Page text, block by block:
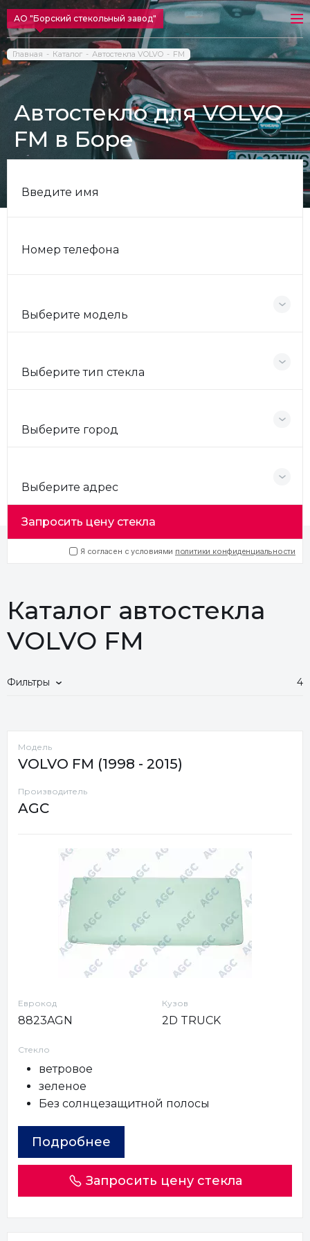
АО "Борский стекольный завод"
Главная Каталог Автостекла VOLVO FM
Автостекло для VOLVO
FM в Боре
Введите имя
Номер телефона
Выберите модель
Выберите тип стекла
Выберите город
Выберите адрес
Запросить цену стекла
Я согласен с условиями политики конфиденциальности
Каталог автостекла
VOLVO FM
Фильтры 4
Модель
VOLVO FM (1998 - 2015)
Производитель
AGC
Еврокод
8823AGN
Кузов
2D TRUCK
Стекло
ветровое
зеленое
Без солнцезащитной полосы
Подробнее
Запросить цену стекла